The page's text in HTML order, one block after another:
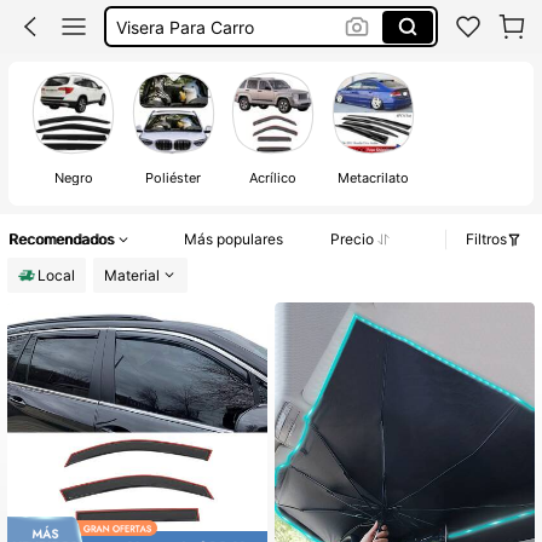
Visera Para Carro
Tapa Sol Para Carros
Parasol Para Carros
Negro Poliéster Acrílico Metacrilato
Recomendados Más populares Precio
Filtros
Local
Material